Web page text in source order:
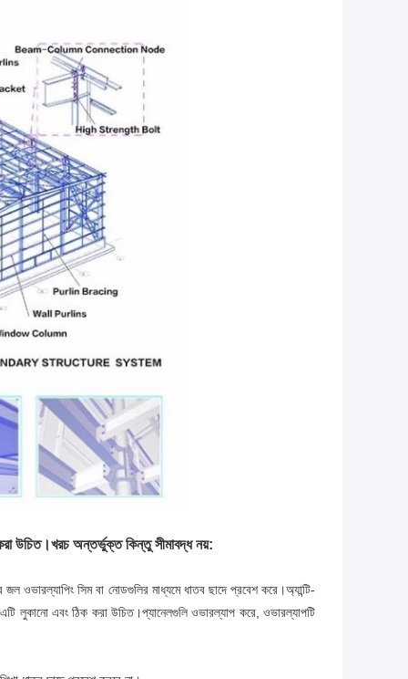
করা উচিত।খরচ অন্তর্ভুক্ত কিন্তু সীমাবদ্ধ নয়:
ওভারল্যাপিং সিম বা নোডগুলির মাধ্যমে ধাতব ছাদে প্রবেশ করে।অ্যান্টি-
লুকানো এবং ঠিক করা উচিত।প্যানেলগুলি ওভারল্যাপ করে, ওভারল্যাপটি